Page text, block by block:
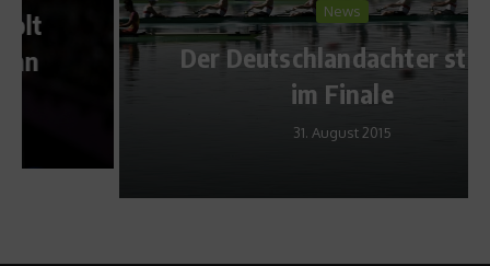
News
Der Deutschlandachter steht
im Finale